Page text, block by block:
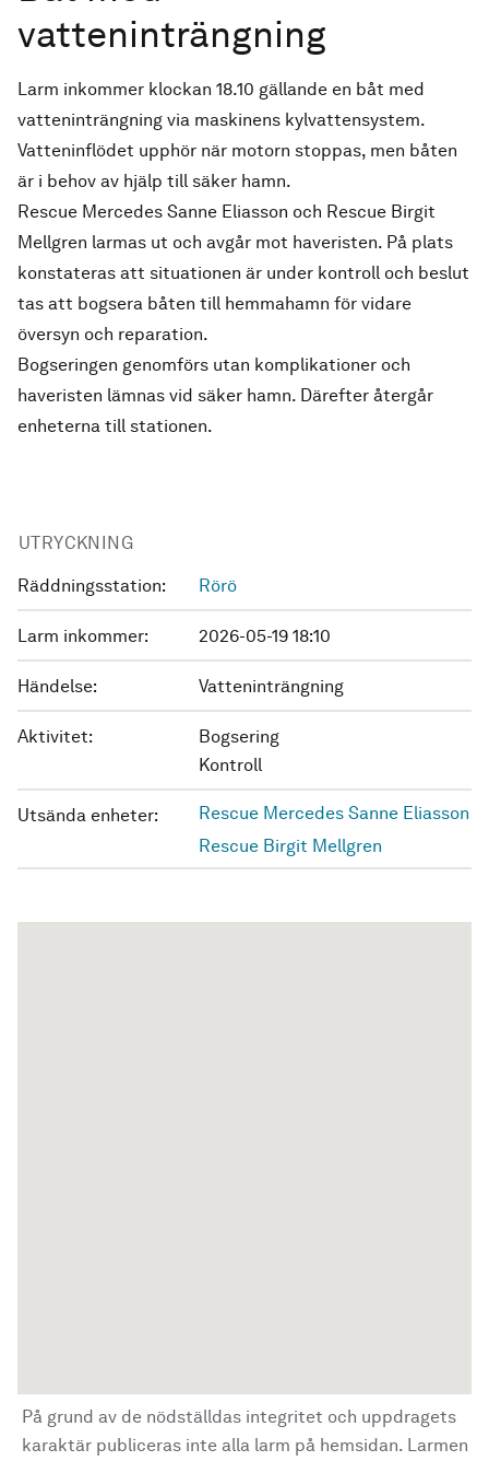
vatteninträngning
Larm inkommer klockan 18.10 gällande en båt med
vatteninträngning via maskinens kylvattensystem.
Vatteninflödet upphör när motorn stoppas, men båten
är i behov av hjälp till säker hamn.
Rescue Mercedes Sanne Eliasson och Rescue Birgit
Mellgren larmas ut och avgår mot haveristen. På plats
konstateras att situationen är under kontroll och beslut
tas att bogsera båten till hemmahamn för vidare
översyn och reparation.
Bogseringen genomförs utan komplikationer och
haveristen lämnas vid säker hamn. Därefter återgår
enheterna till stationen.
UTRYCKNING
Räddningsstation: Rörö
Larm inkommer: 2026-05-19 18:10
Händelse: Vatteninträngning
Aktivitet:
Bogsering
Kontroll
Utsända enheter:
Rescue Mercedes Sanne Eliasson
Rescue Birgit Mellgren
På grund av de nödställdas integritet och uppdragets
karaktär publiceras inte alla larm på hemsidan. Larmen